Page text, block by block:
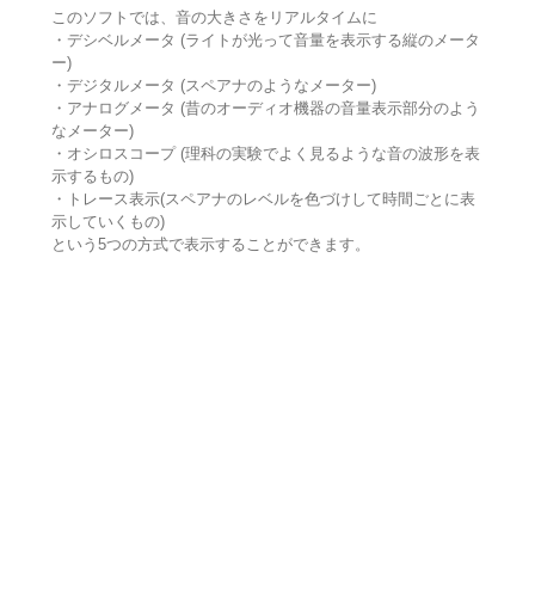
このソフトでは、音の大きさをリアルタイムに
・デシベルメータ (ライトが光って音量を表示する縦のメータ
ー)
・デジタルメータ (スペアナのようなメーター)
・アナログメータ (昔のオーディオ機器の音量表示部分のよう
なメーター)
・オシロスコープ (理科の実験でよく見るような音の波形を表
示するもの)
・トレース表示(スペアナのレベルを色づけして時間ごとに表
示していくもの)
という5つの方式で表示することができます。